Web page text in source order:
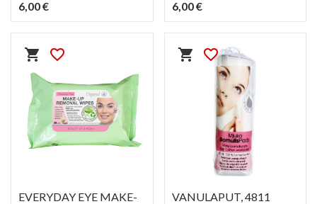
6,00 €
6,00 €
shopping_cart favorite_border
EVERYDAY EYE MAKE-
shopping_cart favorite_border
VANULAPUT, 4811